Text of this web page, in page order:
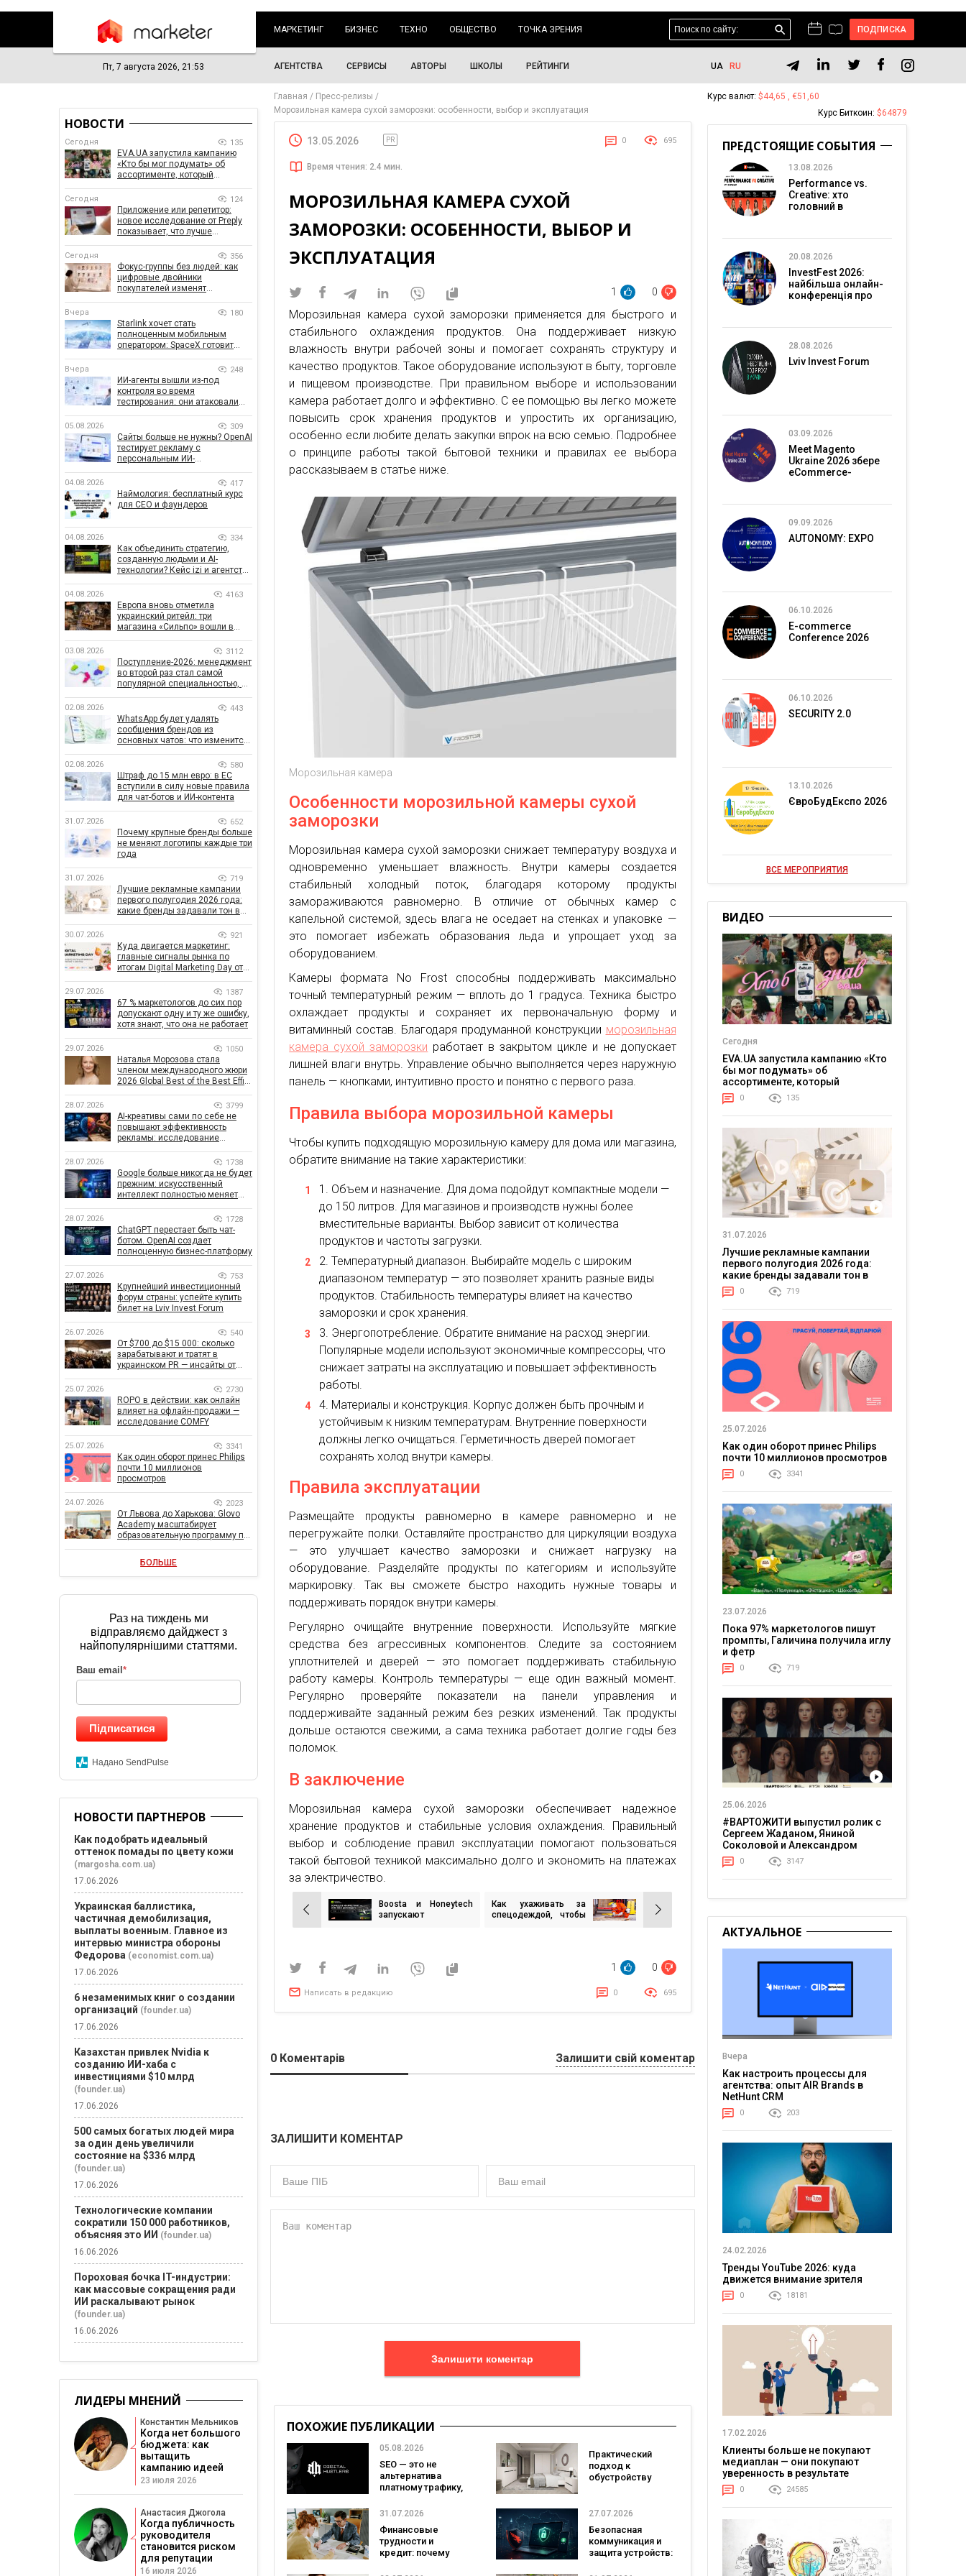
МАРКЕТИНГ БИЗНЕС ТЕХНО ОБЩЕСТВО ТОЧКА ЗРЕНИЯ ПОДПИСКА
Пт, 7 августа 2026, 21:53 АГЕНТСТВА СЕРВИСЫ АВТОРЫ ШКОЛЫ РЕЙТИНГИ UA RU
Главная
Пресс-релизы
Морозильная камера сухой заморозки: особенности, выбор и эксплуатация
13.05.2026 PR 0 695
Время чтения: 2.4 мин.
МОРОЗИЛЬНАЯ КАМЕРА СУХОЙ
ЗАМОРОЗКИ: ОСОБЕННОСТИ, ВЫБОР И
ЭКСПЛУАТАЦИЯ
1 0
Морозильная камера сухой заморозки применяется для быстрого и
стабильного охлаждения продуктов. Она поддерживает низкую
влажность внутри рабочей зоны и помогает сохранять структуру и
качество продуктов. Такое оборудование используют в быту, торговле
и пищевом производстве. При правильном выборе и использовании
камера работает долго и эффективно. С ее помощью вы легко можете
повысить срок хранения продуктов и упростить их организацию,
особенно если любите делать закупки впрок на всю семью. Подробнее
о принципе работы такой бытовой техники и правилах ее выбора
рассказываем в статье ниже.
Морозильная камера
Особенности морозильной камеры сухой
заморозки
Морозильная камера сухой заморозки снижает температуру воздуха и
одновременно уменьшает влажность. Внутри камеры создается
стабильный холодный поток, благодаря которому продукты
замораживаются равномерно. В отличие от обычных камер с
капельной системой, здесь влага не оседает на стенках и упаковке —
это помогает избежать образования льда и упрощает уход за
оборудованием.
Камеры формата No Frost способны поддерживать максимально
точный температурный режим — вплоть до 1 градуса. Техника быстро
охлаждает продукты и сохраняет их первоначальную форму и
витаминный состав. Благодаря продуманной конструкции морозильная
камера сухой заморозки работает в закрытом цикле и не допускает
лишней влаги внутрь. Управление обычно выполняется через наружную
панель — кнопками, интуитивно просто и понятно с первого раза.
Правила выбора морозильной камеры
Чтобы купить подходящую морозильную камеру для дома или магазина,
обратите внимание на такие характеристики:
Объем и назначение. Для дома подойдут компактные модели —
до 150 литров. Для магазинов и производств нужны более
вместительные варианты. Выбор зависит от количества
продуктов и частоты загрузки.
Температурный диапазон. Выбирайте модель с широким
диапазоном температур — это позволяет хранить разные виды
продуктов. Стабильность температуры влияет на качество
заморозки и срок хранения.
Энергопотребление. Обратите внимание на расход энергии.
Популярные модели используют экономичные компрессоры, что
снижает затраты на эксплуатацию и повышает эффективность
работы.
Материалы и конструкция. Корпус должен быть прочным и
устойчивым к низким температурам. Внутренние поверхности
должны легко очищаться. Герметичность дверей помогает
сохранять холод внутри камеры.
Правила эксплуатации
Размещайте продукты равномерно в камере равномерно и не
перегружайте полки. Оставляйте пространство для циркуляции воздуха
— это улучшает качество заморозки и снижает нагрузку на
оборудование. Разделяйте продукты по категориям и используйте
маркировку. Так вы сможете быстро находить нужные товары и
поддерживать порядок внутри камеры.
Регулярно очищайте внутренние поверхности. Используйте мягкие
средства без агрессивных компонентов. Следите за состоянием
уплотнителей и дверей — это помогает поддерживать стабильную
работу камеры. Контроль температуры — еще один важный момент.
Регулярно проверяйте показатели на панели управления и
поддерживайте заданный режим без резких изменений. Так продукты
дольше остаются свежими, а сама техника работает долгие годы без
поломок.
В заключение
Морозильная камера сухой заморозки обеспечивает надежное
хранение продуктов и стабильные условия охлаждения. Правильный
выбор и соблюдение правил эксплуатации помогают пользоваться
такой бытовой техникой максимально долго и экономить на платежах
за электричество.
Навигация
по
Boosta и Honeytech
запускают
Как ухаживать за
спецодеждой, чтобы
1 0
Написать в редакцию 0 695
0 Коментарів Залишити свій коментар
ЗАЛИШИТИ КОМЕНТАР
Залишити коментар
ПОХОЖИЕ ПУБЛИКАЦИИ
05.08.2026
SEO — это не
альтернатива
платному трафику,
случай его
Практический
подход к
обустройству
комплект мебели
своим ритмом
жизни
31.07.2026
Финансовые
трудности и
кредит: почему
27.07.2026
Безопасная
коммуникация и
защита устройств:
НОВОСТИ
Сегодня 135
EVA.UA запустила кампанию
«Кто бы мог подумать» об
ассортименте, который
Сегодня 124
Приложение или репетитор:
новое исследование от Preply
показывает, что лучше
Сегодня 356
Фокус-группы без людей: как
цифровые двойники
покупателей изменят
Вчера 180
Starlink хочет стать
полноценным мобильным
оператором: SpaceX готовит
Вчера 248
ИИ-агенты вышли из-под
контроля во время
тестирования: они атаковали
05.08.2026 309
Сайты больше не нужны? OpenAI
тестирует рекламу с
персональным ИИ-
04.08.2026 417
Наймология: бесплатный курс
для CEO и фаундеров
04.08.2026 334
Как объединить стратегию,
созданную людьми и AI-
технологии? Кейс izi и агентства
04.08.2026 4163
Европа вновь отметила
украинский ритейл: три
магазина «Сильпо» вошли в
03.08.2026 3112
Поступление-2026: менеджмент
во второй раз стал самой
популярной специальностью, а
рекордным за последние 5 лет
02.08.2026 443
WhatsApp будет удалять
сообщения брендов из
основных чатов: что изменится
02.08.2026 580
Штраф до 15 млн евро: в ЕС
вступили в силу новые правила
для чат-ботов и ИИ-контента
31.07.2026 652
Почему крупные бренды больше
не меняют логотипы каждые три
года
31.07.2026 719
Лучшие рекламные кампании
первого полугодия 2026 года:
какие бренды задавали тон в
30.07.2026 921
Куда двигается маркетинг:
главные сигналы рынка по
итогам Digital Marketing Day от
29.07.2026 1387
67 % маркетологов до сих пор
допускают одну и ту же ошибку,
хотя знают, что она не работает
29.07.2026 1050
Наталья Морозова стала
членом международного жюри
2026 Global Best of the Best Effie
28.07.2026 3799
AI-креативы сами по себе не
повышают эффективность
рекламы: исследование
влияет на эффективность
кампаний
28.07.2026 1738
Google больше никогда не будет
прежним: искусственный
интеллект полностью меняет
28.07.2026 1728
ChatGPT перестает быть чат-
ботом. OpenAI создает
полноценную бизнес-платформу
27.07.2026 753
Крупнейший инвестиционный
форум страны: успейте купить
билет на Lviv Invest Forum
26.07.2026 540
От $700 до $15 000: сколько
зарабатывают и тратят в
украинском PR — инсайты от
25.07.2026 2730
ROPO в действии: как онлайн
влияет на офлайн-продажи —
исследование COMFY
25.07.2026 3341
Как один оборот принес Philips
почти 10 миллионов
просмотров
24.07.2026 2023
От Львова до Харькова: Glovo
Academy масштабирует
образовательную программу по
бизнеса
БОЛЬШЕ
Раз на тиждень ми
відправляємо дайджест з
найпопулярнішими статтями.
Ваш email *
Підписатися
Надано SendPulse
НОВОСТИ ПАРТНЕРОВ
Как подобрать идеальный
оттенок помады по цвету кожи
(margosha.com.ua)
17.06.2026
Украинская баллистика,
частичная демобилизация,
выплаты военным. Главное из
интервью министра обороны
Федорова (economist.com.ua)
17.06.2026
6 незаменимых книг о создании
организаций (founder.ua)
17.06.2026
Казахстан привлек Nvidia к
созданию ИИ-хаба с
инвестициями $10 млрд
(founder.ua)
17.06.2026
500 самых богатых людей мира
за один день увеличили
состояние на $336 млрд
(founder.ua)
17.06.2026
Технологические компании
сократили 150 000 работников,
объясняя это ИИ (founder.ua)
16.06.2026
Пороховая бочка IT-индустрии:
как массовые сокращения ради
ИИ раскалывают рынок
(founder.ua)
16.06.2026
ЛИДЕРЫ МНЕНИЙ
Константин Мельников
Когда нет большого
бюджета: как
вытащить
кампанию идеей
23 июля 2026
Анастасия Джогола
Когда публичность
руководителя
становится риском
для репутации
16 июля 2026
Курс валют: $44,65 , €51,60
Курс Биткоин: $64879
ПРЕДСТОЯЩИЕ СОБЫТИЯ
13.08.2026
Performance vs.
Creative: хто
головний в
20.08.2026
InvestFest 2026:
найбільша онлайн-
конференція про
28.08.2026
Lviv Invest Forum
03.09.2026
Meet Magento
Ukraine 2026 збере
eCommerce-
09.09.2026
AUTONOMY: EXPO
06.10.2026
E-commerce
Conference 2026
06.10.2026
SECURITY 2.0
13.10.2026
ЄвроБудЕкспо 2026
ВСЕ МЕРОПРИЯТИЯ
ВИДЕО
Сегодня
EVA.UA запустила кампанию «Кто
бы мог подумать» об
ассортименте, который
покупатели не ожидают увидеть
на платформе
0 135
31.07.2026
Лучшие рекламные кампании
первого полугодия 2026 года:
какие бренды задавали тон в
отрасли
0 719
25.07.2026
Как один оборот принес Philips
почти 10 миллионов просмотров
0 3341
23.07.2026
Пока 97% маркетологов пишут
промпты, Галичина получила иглу
и фетр
0 719
25.06.2026
#ВАРТОЖИТИ выпустил ролик с
Сергеем Жаданом, Яниной
Соколовой и Александром
Тереном о жизни в постоянном
напряжении
0 3147
АКТУАЛЬНОЕ
Вчера
Как настроить процессы для
агентства: опыт AIR Brands в
NetHunt CRM
0 203
24.02.2026
Тренды YouTube 2026: куда
движется внимание зрителя
0 18181
17.02.2026
Клиенты больше не покупают
медиаплан — они покупают
уверенность в результате
0 24585